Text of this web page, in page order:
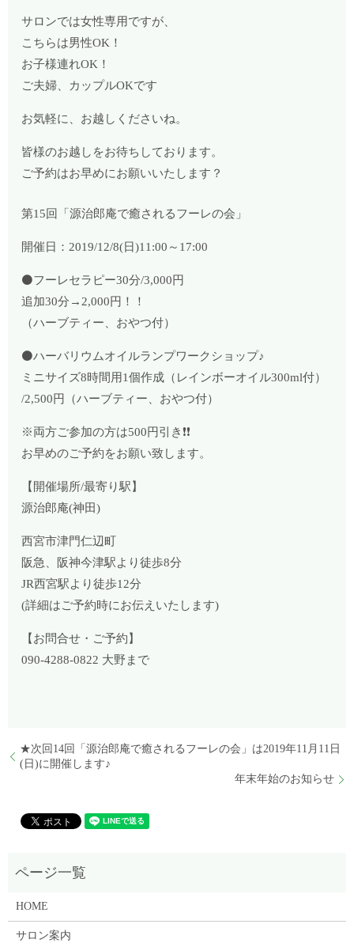
サロンでは女性専用ですが、
こちらは男性OK！
お子様連れOK！
ご夫婦、カップルOKです
お気軽に、お越しくださいね。
皆様のお越しをお待ちしております。
ご予約はお早めにお願いいたします？
第15回「源治郎庵で癒されるフーレの会」
開催日：2019/12/8(日)11:00～17:00
⚫フーレセラピー30分/3,000円
追加30分→2,000円！！
（ハーブティー、おやつ付）
⚫ハーバリウムオイルランプワークショップ♪
ミニサイズ8時間用1個作成（レインボーオイル300ml付）
/2,500円（ハーブティー、おやつ付）
※両方ご参加の方は500円引き❗️❗️
お早めのご予約をお願い致します。
【開催場所/最寄り駅】
源治郎庵(神田)
西宮市津門仁辺町
阪急、阪神今津駅より徒歩8分
JR西宮駅より徒歩12分
(詳細はご予約時にお伝えいたします)
【お問合せ・ご予約】
090-4288-0822 大野まで
★次回14回「源治郎庵で癒されるフーレの会」は2019年11月11日
(日)に開催します♪
年末年始のお知らせ
HOME
サロン案内